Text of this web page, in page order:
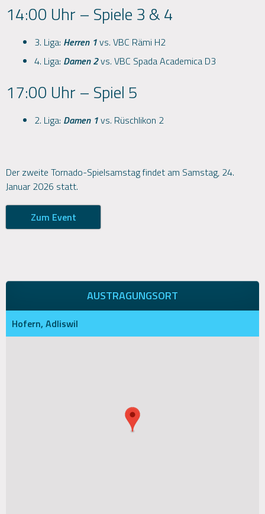
14:00 Uhr – Spiele 3 & 4
3. Liga: Herren 1vs. VBC Rämi H2
4. Liga: Damen 2vs. VBC Spada Academica D3
17:00 Uhr – Spiel 5
2. Liga: Damen 1vs. Rüschlikon 2
Der zweite Tornado-Spielsamstag findet am Samstag, 24.
Januar 2026 statt.
Zum Event
AUSTRAGUNGSORT
Hofern, Adliswil